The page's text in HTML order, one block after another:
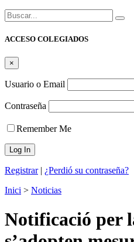
Buscar:
ACCESO COLEGIADOS
×
Usuario o Email
Contraseña
Remember Me
Registrar| ¿Perdió su contraseña?
Inici > Noticias
Notificació per